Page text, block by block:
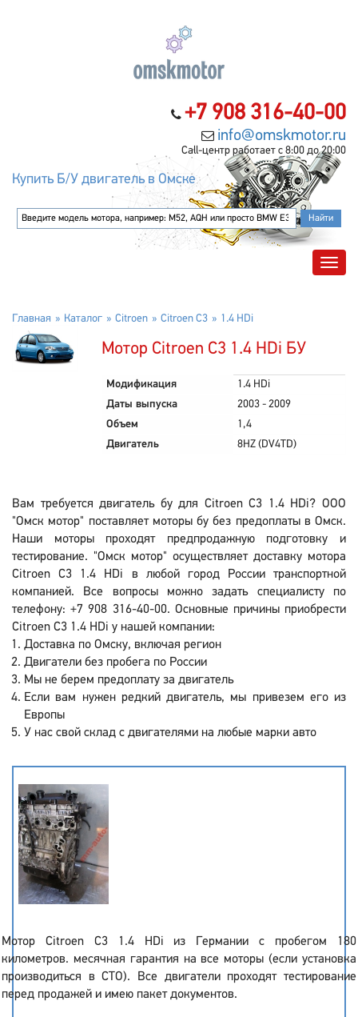
+7 908 316-40-00
info@omskmotor.ru
Call-центр работает с 8:00 до 20:00
Купить Б/У двигатель в Омске
Главная Каталог Citroen Citroen C3 1.4 HDi
Мотор Citroen C3 1.4 HDi БУ
Модификация
1.4 HDi
Даты выпуска
2003 - 2009
Объем
1,4
Двигатель
8HZ (DV4TD)
Вам требуется двигатель бу для Citroen C3 1.4 HDi? ООО
"Омск мотор" поставляет моторы бу без предоплаты в Омск.
Наши моторы проходят предпродажную подготовку и
тестирование. "Омск мотор" осуществляет доставку мотора
Citroen C3 1.4 HDi в любой город России транспортной
компанией. Все вопросы можно задать специалисту по
телефону: +7 908 316-40-00. Основные причины приобрести
Citroen C3 1.4 HDi у нашей компании:
Доставка по Омску, включая регион
Двигатели без пробега по России
Мы не берем предоплату за двигатель
Если вам нужен редкий двигатель, мы привезем его из
Европы
У нас свой склад с двигателями на любые марки авто
Мотор Citroen C3 1.4 HDi из Германии с пробегом 180
километров. месячная гарантия на все моторы (если установка
производиться в СТО). Все двигатели проходят тестирование
перед продажей и имею пакет документов.